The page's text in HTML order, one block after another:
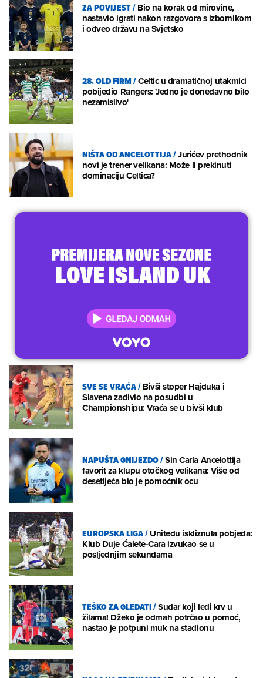
ZA POVIJEST/Bio na korak od mirovine,
nastavio igrati nakon razgovora s izbornikom
i odveo državu na Svjetsko
28. OLD FIRM/Celtic u dramatičnoj utakmici
pobijedio Rangers: 'Jedno je donedavno bilo
nezamislivo'
NIŠTA OD ANCELOTTIJA/Jurićev prethodnik
novi je trener velikana: Može li prekinuti
dominaciju Celtica?
SVE SE VRAĆA/Bivši stoper Hajduka i
Slavena zadivio na posudbi u
Championshipu: Vraća se u bivši klub
NAPUŠTA GNIJEZDO/Sin Carla Ancelottija
favorit za klupu otočkog velikana: Više od
desetljeća bio je pomoćnik ocu
EUROPSKA LIGA/Unitedu iskliznula pobjeda:
Klub Duje Ćalete-Cara izvukao se u
posljednjim sekundama
TEŠKO ZA GLEDATI/Sudar koji ledi krv u
žilama! Džeko je odmah potrčao u pomoć,
nastao je potpuni muk na stadionu